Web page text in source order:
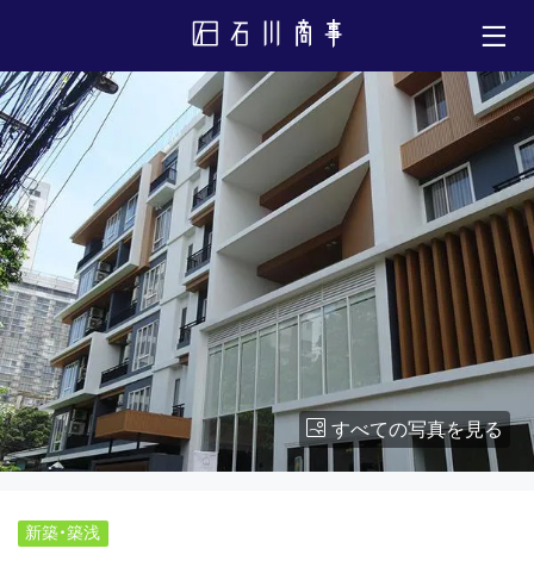
すべての写真を見る
新築・築浅